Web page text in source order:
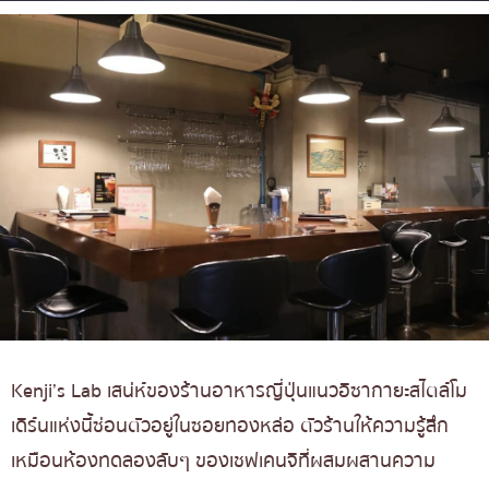
Kenji’s Lab เสน่ห์ของร้านอาหารญี่ปุ่นแนวอิซากายะสไตล์โม
เดิร์นแห่งนี้ซ่อนตัวอยู่ในซอยทองหล่อ ตัวร้านให้ความรู้สึก
เหมือนห้องทดลองลับๆ ของเชฟเคนจิที่ผสมผสานความ